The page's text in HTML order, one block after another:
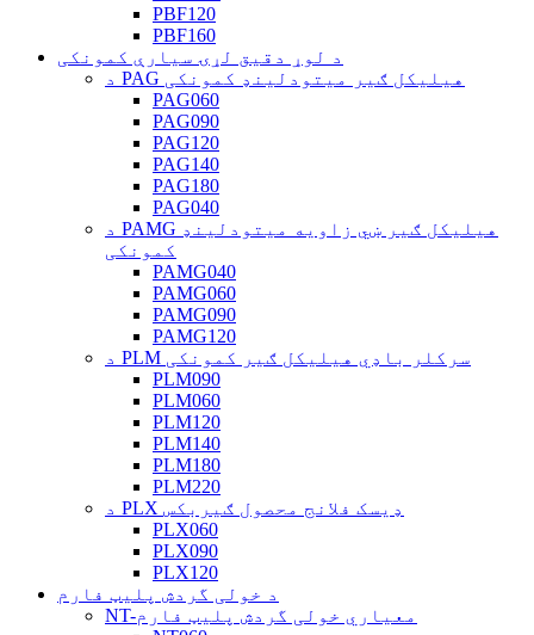
PBF120
PBF160
د لوړ دقیق لړۍ سیارې کمونکی
د PAG هیلیکل ګیر میتودلینډ کمونکی
PAG060
PAG090
PAG120
PAG140
PAG180
PAG040
د PAMG هیلیکل ګیر ښي زاویه میتودلینډ
کمونکی
PAMG040
PAMG060
PAMG090
PAMG120
د PLM سرکلر باډي هیلیکل ګیر کمونکی
PLM090
PLM060
PLM120
PLM140
PLM180
PLM220
د PLX ډیسک فلانج محصول ګیربکس
PLX060
PLX090
PLX120
د خولی گردش پلیټ فارم
NT-معیاري خولی گردش پلیټ فارم